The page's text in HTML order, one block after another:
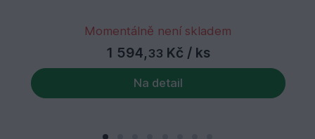
Momentálně není skladem
1 594, 33 Kč / ks
Na detail